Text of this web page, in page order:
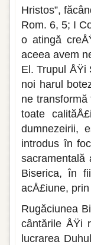
Hristos”,
Rom. 6, 5; I
o atingă
aceea avem
El. Trupul ÅŸi
noi harul
ne
toate
dumnezeirii,
introdus în
sacramentală
Biserica, în
acÅ£iune,
Rugăciunea
cântările ÅŸi
lucrarea